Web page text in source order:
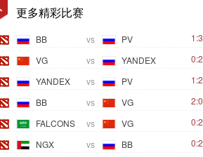
更多精彩比赛
1:3
BB vs
PV
0:2
VG vs
YANDEX
1:2
YANDEX vs
PV
2:0
BB vs
VG
0:2
FALCONS vs
VG
0:2
NGX vs
BB